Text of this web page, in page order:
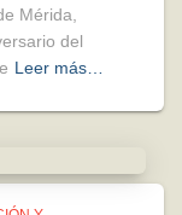
Mérida,
del
Leer más…